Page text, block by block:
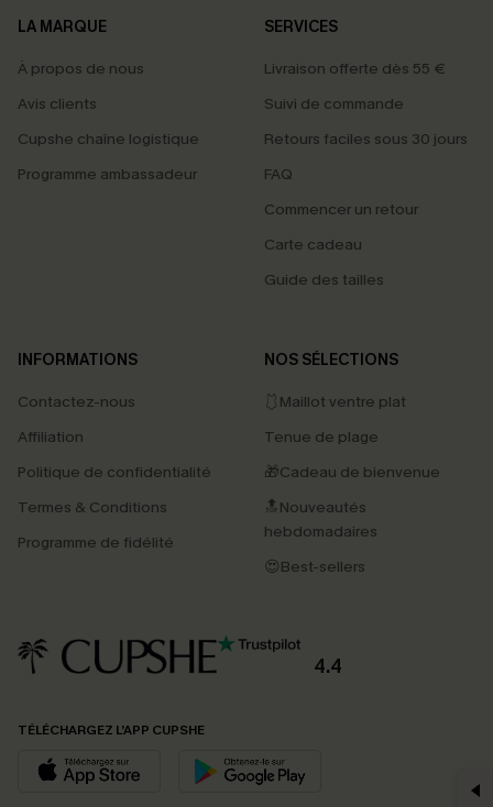
LA MARQUE
À propos de nous
Avis clients
Cupshe chaîne logistique
Programme ambassadeur
SERVICES
Livraison offerte dès 55 €
Suivi de commande
Retours faciles sous 30 jours
FAQ
Commencer un retour
Carte cadeau
Guide des tailles
INFORMATIONS
Contactez-nous
Affiliation
Politique de confidentialité
Termes & Conditions
Programme de fidélité
NOS SÉLECTIONS
🩱Maillot ventre plat
Tenue de plage
🎁Cadeau de bienvenue
🔝Nouveautés
hebdomadaires
😍Best-sellers
4.4
TÉLÉCHARGEZ L’APP CUPSHE
PROFITEZ DE -15%
-15% dès 2 Achetés par E-mail